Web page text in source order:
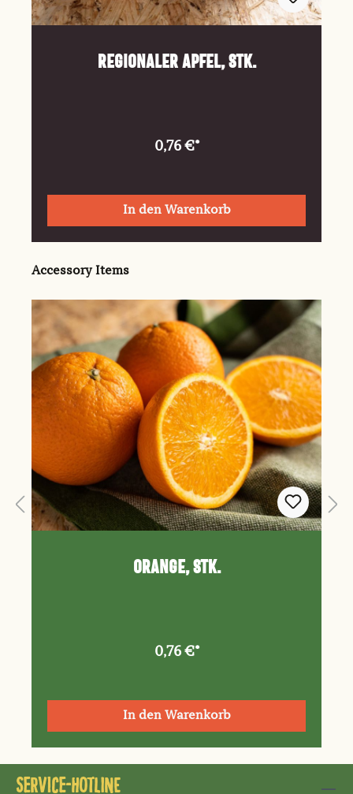
Regionaler Apfel, Stk.
0,76 €*
In den Warenkorb
Produktgalerie überspringen
Accessory Items
Orange, Stk.
0,76 €*
In den Warenkorb
Service-Hotline